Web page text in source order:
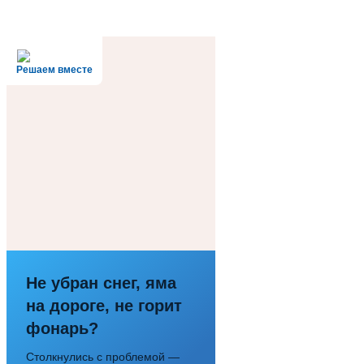
Решаем вместе
Не убран снег, яма
на дороге, не горит
фонарь?
Столкнулись с проблемой —